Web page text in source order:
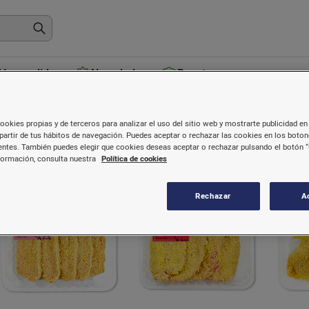
vendidos Novedades Recetas
sin gluten
todos los productos sin gluten agrupados en este
propias y de terceros para analizar el uso del sitio web y mostrarte publicidad en
de tus hábitos de navegación. Puedes aceptar o rechazar las cookies en los
También puedes elegir que cookies deseas aceptar o rechazar pulsando el botón
consulta nuestra Política de cookies
Rechazar